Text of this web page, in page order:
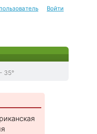
Войти
35°